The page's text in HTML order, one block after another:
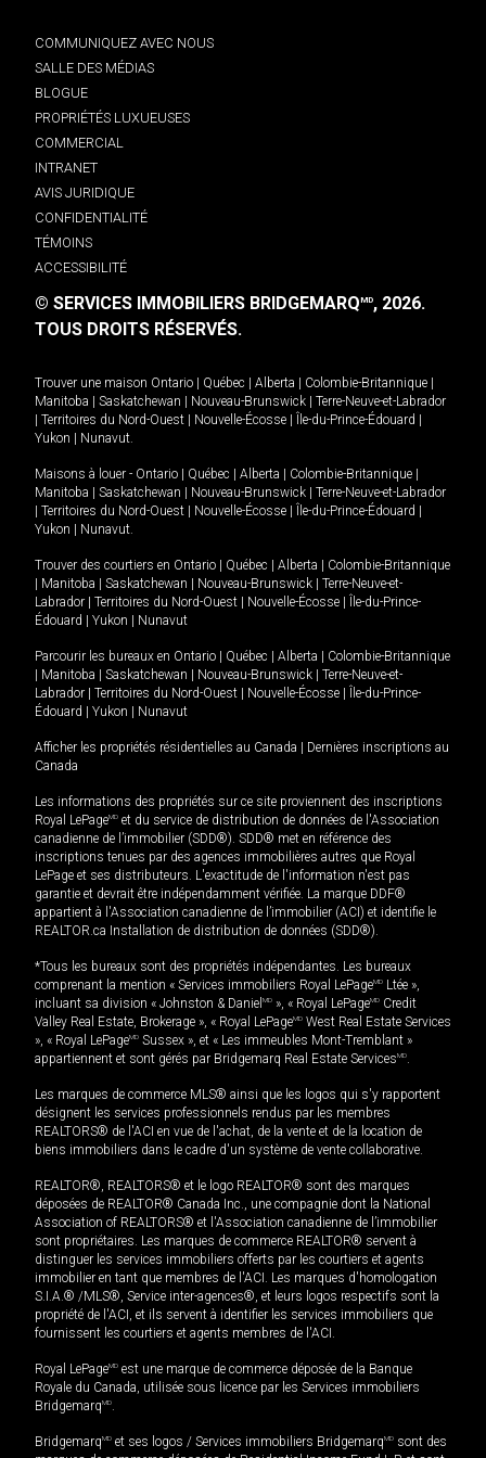
COMMUNIQUEZ AVEC NOUS
SALLE DES MÉDIAS
BLOGUE
PROPRIÉTÉS LUXUEUSES
COMMERCIAL
INTRANET
AVIS JURIDIQUE
CONFIDENTIALITÉ
TÉMOINS
ACCESSIBILITÉ
© SERVICES IMMOBILIERS BRIDGEMARQMD, 2026.
TOUS DROITS RÉSERVÉS.
Trouver une maison Ontario Québec Alberta Colombie-Britannique
Manitoba
Saskatchewan Nouveau-Brunswick
Terre-Neuve-et-Labrador
Territoires du Nord-Ouest Nouvelle-Écosse Île-du-Prince-Édouard
Yukon
Nunavut.
Maisons à louer - Ontario Québec Alberta Colombie-Britannique
Manitoba
Saskatchewan Nouveau-Brunswick
Terre-Neuve-et-Labrador
Territoires du Nord-Ouest Nouvelle-Écosse Île-du-Prince-Édouard
Yukon
Nunavut.
Trouver des courtiers en Ontario Québec Alberta
Colombie-Britannique
Manitoba Saskatchewan Nouveau-Brunswick
Terre-Neuve-et-
Labrador
Territoires du Nord-Ouest Nouvelle-Écosse
Île-du-Prince-
Édouard
Yukon Nunavut
Parcourir les bureaux en Ontario Québec Alberta
Colombie-Britannique
Manitoba Saskatchewan Nouveau-Brunswick
Terre-Neuve-et-
Labrador
Territoires du Nord-Ouest Nouvelle-Écosse
Île-du-Prince-
Édouard
Yukon Nunavut
Afficher les propriétés résidentielles au Canada
Dernières inscriptions au
Canada
Les informations des propriétés sur ce site proviennent des inscriptions
Royal LePageMD et du service de distribution de données de l'Association
canadienne de l’immobilier (SDD®). SDD® met en référence des
inscriptions tenues par des agences immobilières autres que Royal
LePage et ses distributeurs. L'exactitude de l'information n'est pas
garantie et devrait être indépendamment vérifiée. La marque DDF®
appartient à l'Association canadienne de l’immobilier (ACI) et identifie le
REALTOR.ca Installation de distribution de données (SDD®).
*Tous les bureaux sont des propriétés indépendantes. Les bureaux
comprenant la mention « Services immobiliers Royal LePageMD Ltée »,
incluant sa division « Johnston & Daniel MD », « Royal LePageMD Credit
Valley Real Estate, Brokerage », « Royal LePageMD West Real Estate Services
», « Royal LePageMD Sussex », et « Les immeubles Mont-Tremblant »
appartiennent et sont gérés par Bridgemarq Real Estate ServicesMD.
Les marques de commerce MLS® ainsi que les logos qui s'y rapportent
désignent les services professionnels rendus par les membres
REALTORS® de l'ACI en vue de l'achat, de la vente et de la location de
biens immobiliers dans le cadre d'un système de vente collaborative.
REALTOR®, REALTORS® et le logo REALTOR® sont des marques
déposées de REALTOR® Canada Inc., une compagnie dont la National
Association of REALTORS® et l'Association canadienne de l’immobilier
sont propriétaires. Les marques de commerce REALTOR® servent à
distinguer les services immobiliers offerts par les courtiers et agents
immobilier en tant que membres de l'ACI. Les marques d'homologation
S.I.A.® /MLS®, Service inter-agences®, et leurs logos respectifs sont la
propriété de l'ACI, et ils servent à identifier les services immobiliers que
fournissent les courtiers et agents membres de l'ACI.
Royal LePageMD est une marque de commerce déposée de la Banque
Royale du Canada, utilisée sous licence par les Services immobiliers
BridgemarqMD.
BridgemarqMD et ses logos / Services immobiliers BridgemarqMD sont des